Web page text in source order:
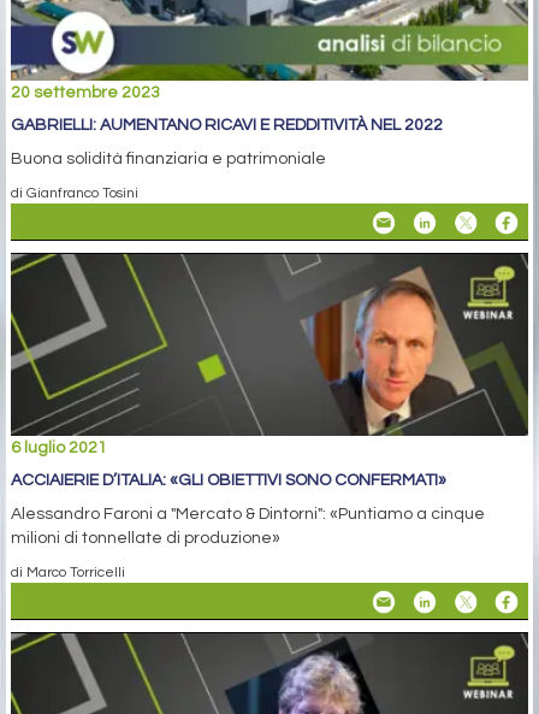
20 settembre 2023
GABRIELLI: AUMENTANO RICAVI E REDDITIVITÀ NEL 2022
Buona solidità finanziaria e patrimoniale
di Gianfranco Tosini
6 luglio 2021
ACCIAIERIE D’ITALIA: «GLI OBIETTIVI SONO CONFERMATI»
Alessandro Faroni a "Mercato & Dintorni": «Puntiamo a cinque
milioni di tonnellate di produzione»
di Marco Torricelli